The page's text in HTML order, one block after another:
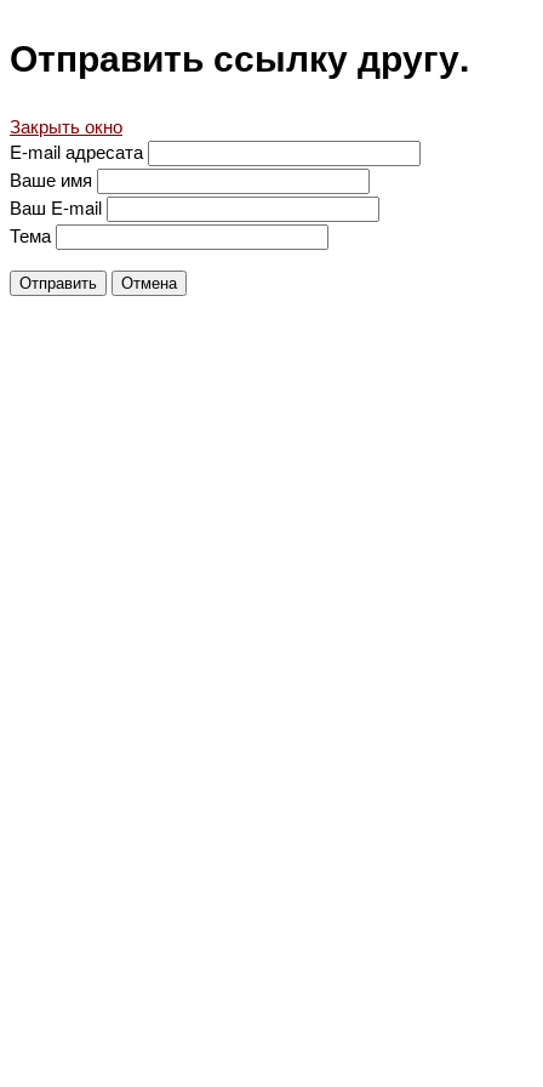
Отправить ссылку другу.
Закрыть окно
E-mail адресата
Ваше имя
Ваш E-mail
Тема
Отправить Отмена